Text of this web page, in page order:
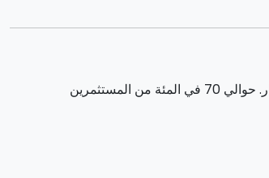
يمكن أن يولد التداول فوائد ملحوظة. ومع ذلك ، فإنه ينطوي أيضا على مخاطر خسارة الأموال الجزئية / الكاملة ويجب أن يأخذها المستثمرون الأوائل في الاعتبار. حوالي 70 في المئة من المستثمرين